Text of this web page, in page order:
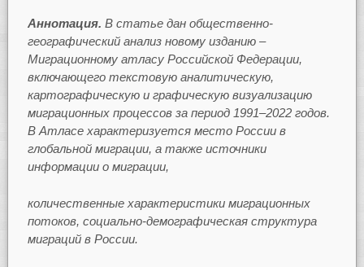
Аннотация. В статье дан общественно-
географический анализ новому изданию –
Миграционному атласу Российской Федерации,
включающего текстовую аналитическую,
картографическую и графическую визуализацию
миграционных процессов за период 1991–2022 годов.
В Атласе характеризуется место России в
глобальной миграции, а также источники
информации о миграции,
количественные характеристики миграционных
потоков, социально-демографическая структура
миграций в России.